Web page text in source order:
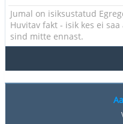
Jumal on isiksustatud
Huvitav fakt - isik kes ei
sind mitte ennast.